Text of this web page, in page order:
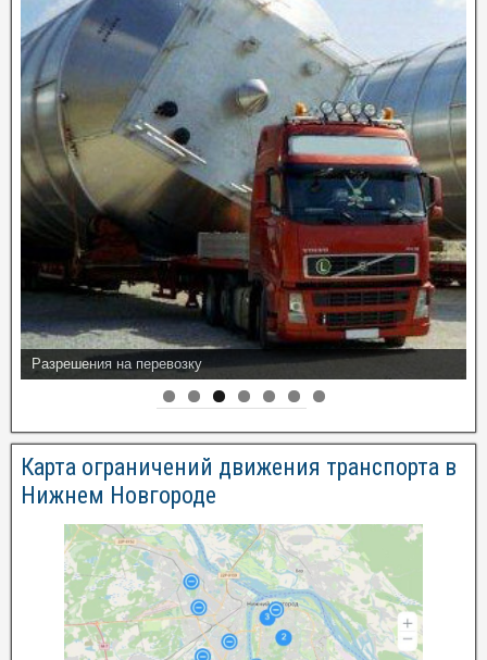
Разрешения на перевозку
Карта ограничений движения транспорта в
Нижнем Новгороде